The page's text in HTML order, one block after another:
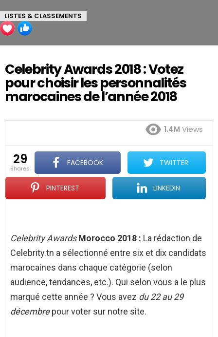
LISTES & CLASSEMENTS
Celebrity Awards 2018 : Votez
pour choisir les personnalités
marocaines de l’année 2018
1.4M Views
29
shares
FACEBOOK TWITTER
PINTEREST LINKEDIN
Celebrity AwardsMorocco 2018 : La rédaction de
Celebrity.tn a sélectionné entre six et dix candidats
marocaines dans chaque catégorie (selon
audience, tendances, etc.). Qui selon vous a le plus
marqué cette année ? Vous avez du 22 au 29
décembrepour voter sur notre site.